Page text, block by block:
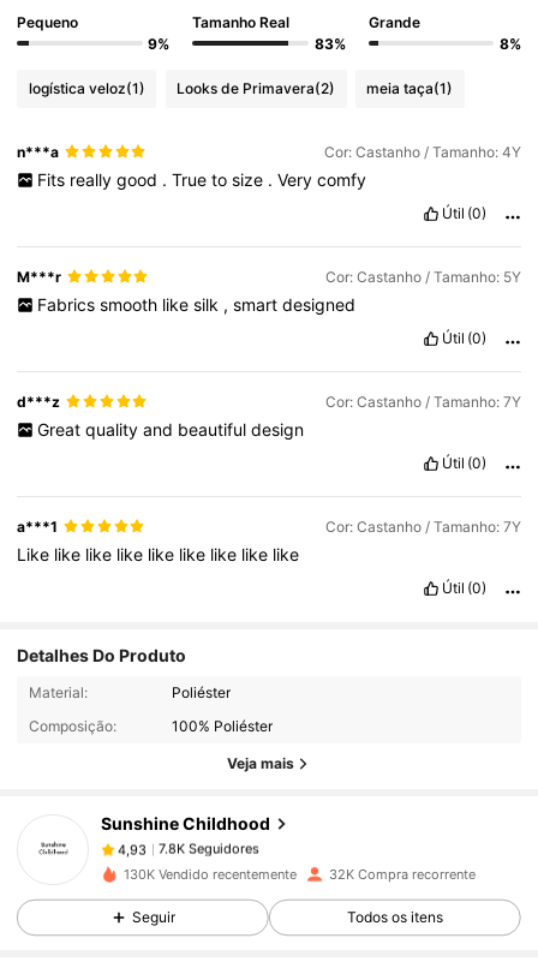
Pequeno
9%
Tamanho Real
83%
Grande
8%
logística veloz(1) Looks de Primavera(2) meia taça(1)
n***a Cor: Castanho / Tamanho: 4Y
Fits really good . True to size . Very comfy
Útil (0)
M***r Cor: Castanho / Tamanho: 5Y
Fabrics smooth like silk , smart designed
Útil (0)
d***z Cor: Castanho / Tamanho: 7Y
Great quality and beautiful design
Útil (0)
a***1 Cor: Castanho / Tamanho: 7Y
Like like like like like like like like like
Útil (0)
Detalhes Do Produto
Material:
Poliéster
Composição:
100% Poliéster
Veja mais
Sunshine Childhood
4,93
7.8K Seguidores
d***7pago1 dia atrás
4,93 7.8K Seguidores
130K Vendido recentemente 32K Compra recorrente
Seguir Todos os itens